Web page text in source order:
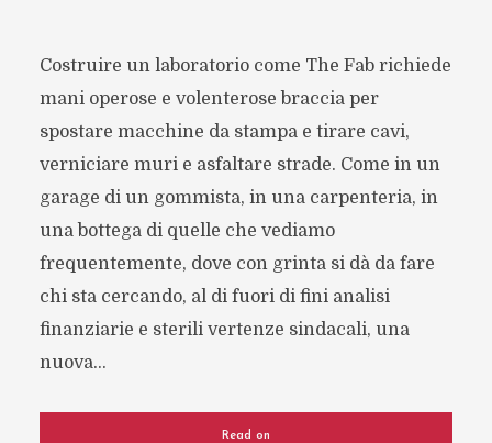
Costruire un laboratorio come The Fab richiede
mani operose e volenterose braccia per
spostare macchine da stampa e tirare cavi,
verniciare muri e asfaltare strade. Come in un
garage di un gommista, in una carpenteria, in
una bottega di quelle che vediamo
frequentemente, dove con grinta si dà da fare
chi sta cercando, al di fuori di fini analisi
finanziarie e sterili vertenze sindacali, una
nuova...
Read on